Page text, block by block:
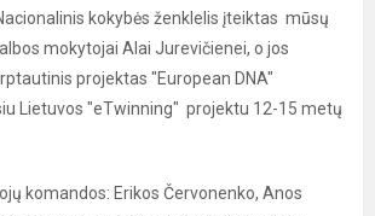
kokybės ženklelis įteiktas mūsų
mokytojai Alai Jurevičienei, o jos
projektas "European DNA"
Lietuvos "eTwinning" projektu 12-15 metų
komandos: Erikos Červonenko, Anos